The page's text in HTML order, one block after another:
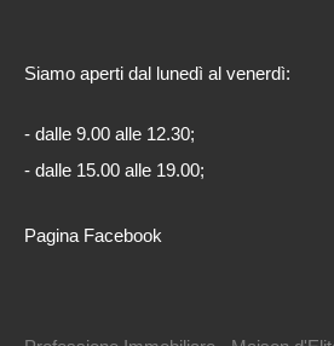
Siamo aperti dal lunedì al venerdì:
- dalle 9.00 alle 12.30;
- dalle 15.00 alle 19.00;
Pagina Facebook